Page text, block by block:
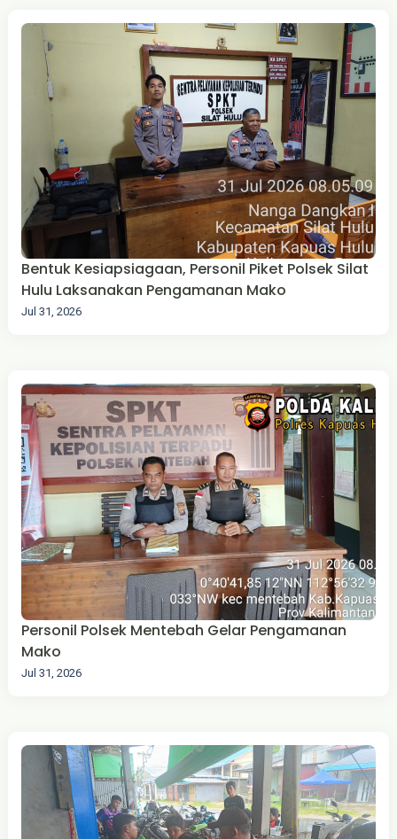
Bentuk Kesiapsiagaan, Personil Piket Polsek Silat
Hulu Laksanakan Pengamanan Mako
Jul 31, 2026
Personil Polsek Mentebah Gelar Pengamanan
Mako
Jul 31, 2026